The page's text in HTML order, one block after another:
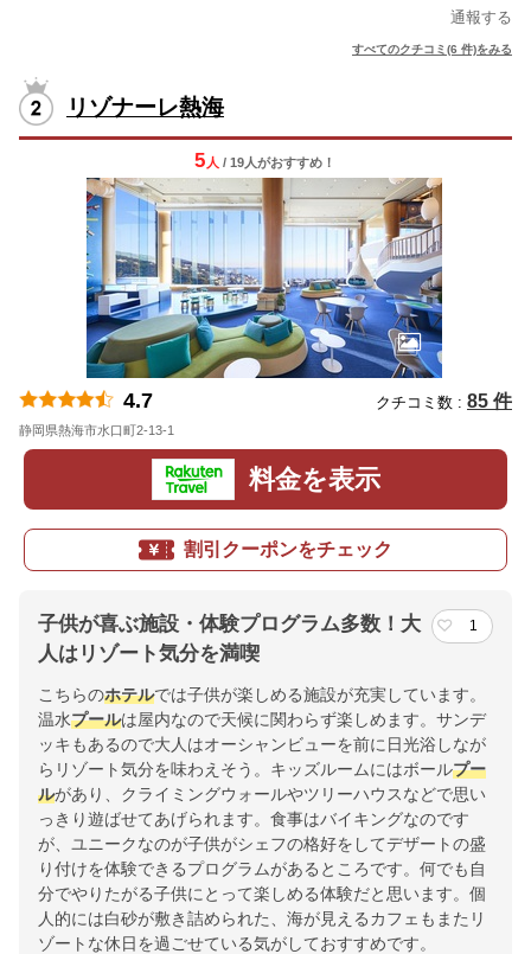
通報する
すべてのクチコミ(6 件)をみる
リゾナーレ熱海
5 人 / 19人がおすすめ！
4.7 クチコミ数 : 85 件
静岡県熱海市水口町2-13-1
料金を表示
割引クーポンをチェック
子供が喜ぶ施設・体験プログラム多数！大
人はリゾート気分を満喫
1
こちらのホテルでは子供が楽しめる施設が充実しています。
温水プールは屋内なので天候に関わらず楽しめます。サンデ
ッキもあるので大人はオーシャンビューを前に日光浴しなが
らリゾート気分を味わえそう。キッズルームにはボールプー
ルがあり、クライミングウォールやツリーハウスなどで思い
っきり遊ばせてあげられます。食事はバイキングなのです
が、ユニークなのが子供がシェフの格好をしてデザートの盛
り付けを体験できるプログラムがあるところです。何でも自
分でやりたがる子供にとって楽しめる体験だと思います。個
人的には白砂が敷き詰められた、海が見えるカフェもまたリ
ゾートな休日を過ごせている気がしておすすめです。